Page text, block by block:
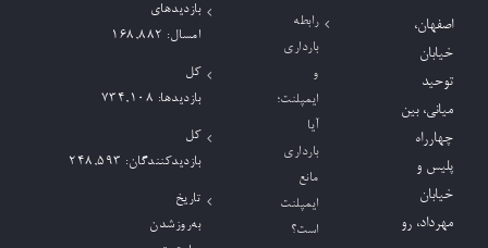
اصفهان،
خیابان
توحید
میانی، بین
چهارراه
پلیس و
خیابان
مهرداد، رو
رابطه
بارداری
و
ایمپلنت؛
آیا
بارداری
مانع
ایمپلنت
است؟
بازدیدهای
امسال: 168,882
کل
بازدیدها: 734,108
کل
بازدیدکنند‌گان: 248,593
تاریخ
به‌روزشدن